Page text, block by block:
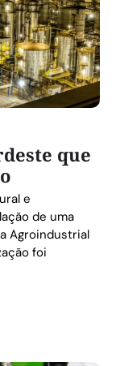
que
e
de uma
Agroindustrial
foi